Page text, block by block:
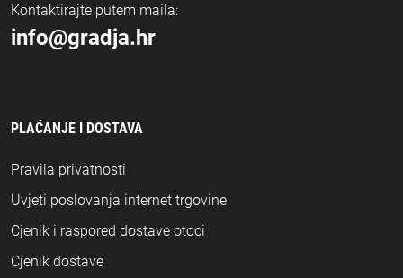
Kontaktirajte putem maila:
info@gradja.hr
PLAĆANJE I DOSTAVA
Pravila privatnosti
Uvjeti poslovanja internet trgovine
Cjenik i raspored dostave otoci
Cjenik dostave